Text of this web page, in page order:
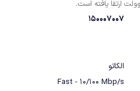
150007007
الکاتو
Fast - 10/100 Mbp/s